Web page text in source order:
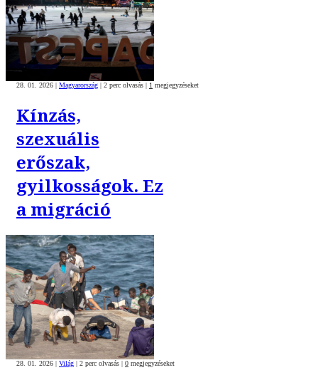
28. 01. 2026 | Magyarország | 2 perc olvasás | 1 megjegyzéseket
Kínzás,
szexuális
erőszak,
gyilkosságok. Ez
a migráció
28. 01. 2026 | Világ | 2 perc olvasás | 0 megjegyzéseket